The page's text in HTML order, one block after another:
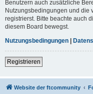
Benutzern auch zusätzliche
Nutzungsbedingungen und die
registrierst. Bitte beachte auch
diesem Board bewegst.
Nutzungsbedingungen |
Registrieren
Website der ftcommunity